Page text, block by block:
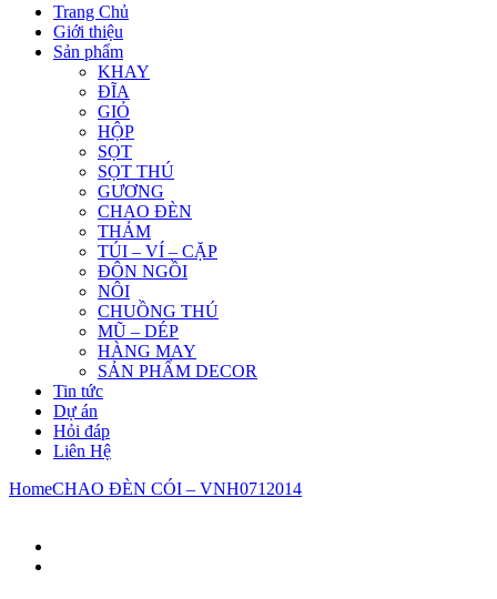
Trang Chủ
Giới thiệu
Sản phẩm
KHAY
ĐĨA
GIỎ
HỘP
SỌT
SỌT THÚ
GƯƠNG
CHAO ĐÈN
THẢM
TÚI – VÍ – CẶP
ĐÔN NGỒI
NÔI
CHUỒNG THÚ
MŨ – DÉP
HÀNG MAY
SẢN PHẨM DECOR
Tin tức
Dự án
Hỏi đáp
Liên Hệ
HomeCHAO ĐÈN CÓI – VNH0712014